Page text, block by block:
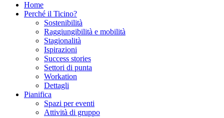
Home
Perché il Ticino?
Sostenibilità
Raggiungibilità e mobilità
Stagionalità
Ispirazioni
Success stories
Settori di punta
Workation
Dettagli
Pianifica
Spazi per eventi
Attività di gruppo